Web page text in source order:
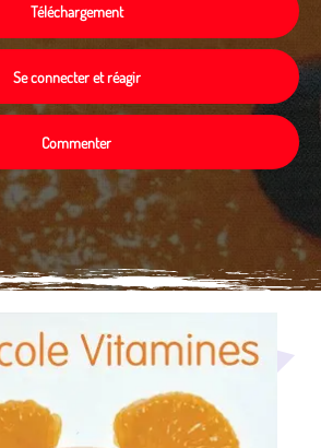
Téléchargement
Se connecter et réagir
Commenter